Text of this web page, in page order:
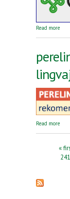
Read more
Read more
Pages
«
241